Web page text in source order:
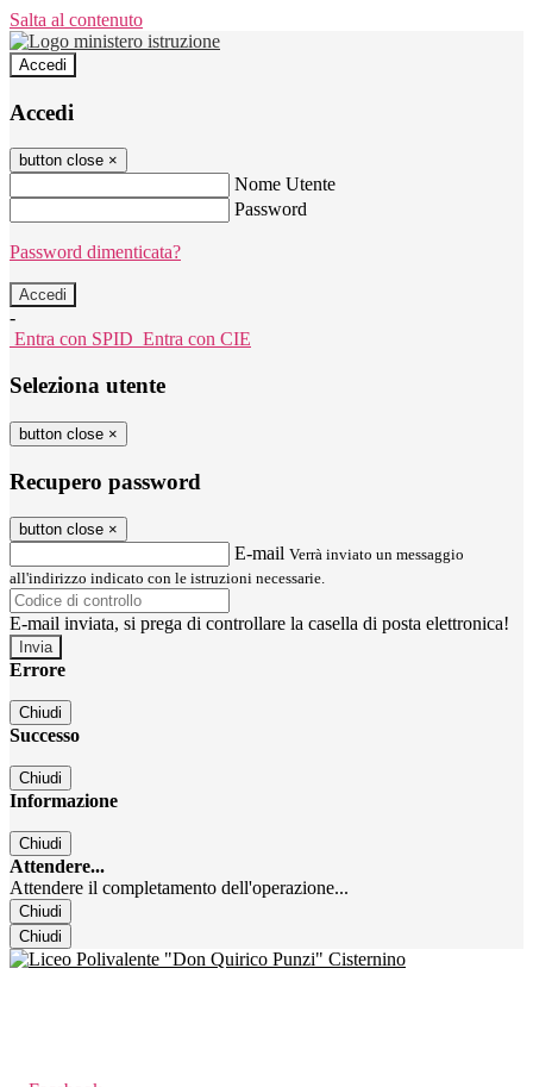
Salta al contenuto
Accedi
Accedi
button close ×
Nome Utente
Password
Password dimenticata?
-
Entra con SPID Entra con CIE
Seleziona utente
button close ×
Recupero password
button close ×
E-mail Verrà inviato un messaggio
all'indirizzo indicato con le istruzioni necessarie.
E-mail inviata, si prega di controllare la casella di posta elettronica!
Errore
Chiudi
Successo
Chiudi
Informazione
Chiudi
Attendere...
Attendere il completamento dell'operazione...
Chiudi
Chiudi